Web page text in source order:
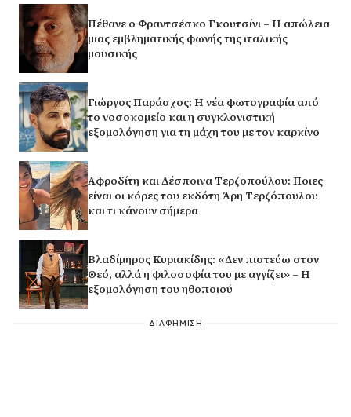
Πέθανε ο Φραντσέσκο Γκουτσίνι – Η απώλεια
μιας εμβληματικής φωνής της ιταλικής
μουσικής
Γιώργος Παράσχος: Η νέα φωτογραφία από
το νοσοκομείο και η συγκλονιστική
εξομολόγηση για τη μάχη του με τον καρκίνο
Αφροδίτη και Δέσποινα Τερζοπούλου: Ποιες
είναι οι κόρες του εκδότη Άρη Τερζόπουλου
και τι κάνουν σήμερα
Βλαδίμηρος Κυριακίδης: «Δεν πιστεύω στον
Θεό, αλλά η φιλοσοφία του με αγγίζει» – Η
εξομολόγηση του ηθοποιού
ΔΙΑΦΗΜΙΣΗ